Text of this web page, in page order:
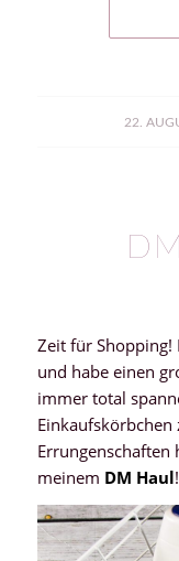
22. /
Zeit für
und habe einen
immer total
Einkaufskörbchen
Errungenschaften
meinem DM Haul!